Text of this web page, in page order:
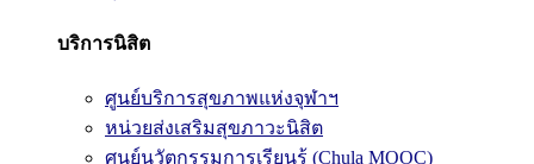
บริการนิสิต
ศูนย์บริการสุขภาพแห่งจุฬาฯ
หน่วยส่งเสริมสุขภาวะนิสิต
ศูนย์นวัตกรรมการเรียนรู้ (Chula MOOC)